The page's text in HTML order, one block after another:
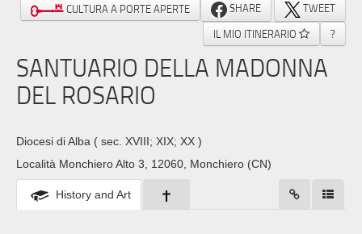
CULTURA A PORTE APERTE SHARE
TWEET
IL MIO ITINERARIO
?
SANTUARIO DELLA MADONNA
DEL ROSARIO
Diocesi di Alba ( sec. XVIII; XIX; XX )
Località Monchiero Alto 3, 12060, Monchiero (CN)
History and Art